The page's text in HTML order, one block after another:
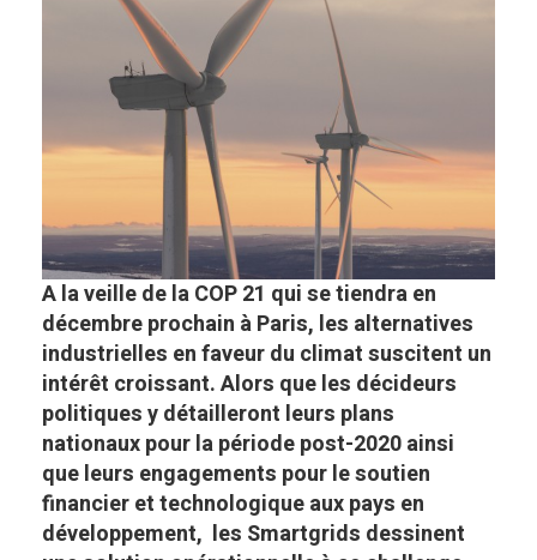
A la veille de la COP 21 qui se tiendra en
décembre prochain à Paris, les alternatives
industrielles en faveur du climat suscitent un
intérêt croissant. Alors que les décideurs
politiques y détailleront leurs plans
nationaux pour la période post-2020 ainsi
que leurs engagements pour le soutien
financier et technologique aux pays en
développement, les Smartgrids dessinent